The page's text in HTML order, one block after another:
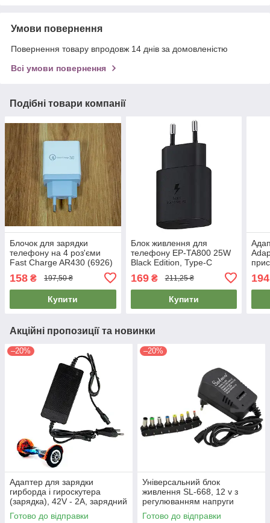
Умови повернення
Повернення товару впродовж 14 днів за домовленістю
Всі умови повернення
Подібні товари компанії
Блочок для зарядки
телефону на 4 роз'єми
Fast Charge AR430 (6926)
телефону
158 ₴ 197,50 ₴
Купити
Блок живлення для
телефону EP-TA800 25W
Black Edition, Type-C
заряджання телефону
169₴ 211,25 ₴
Купити
194
Акційні пропозиції та новинки
–20%
Адаптер для зарядки
гирборда і гироскутера
(зарядка), 42V - 2A, зарядний
пристрій на гироскутер
Готово до відправки
–20%
Універсальний блок
живлення SL-668, 12 v з
регулюванням напруги
Solma, адаптер заряджання
(8 насадок)
Готово до відправки